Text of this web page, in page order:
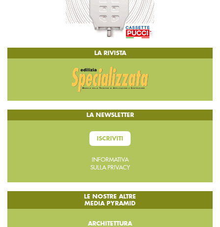
LA RIVISTA
LA NEWSLETTER
ISCRIVITI
INFORMATIVA
SULLA PRIVACY
LE NOSTRE ALTRE
MEDIA PYRAMID
ARCHITETTURA